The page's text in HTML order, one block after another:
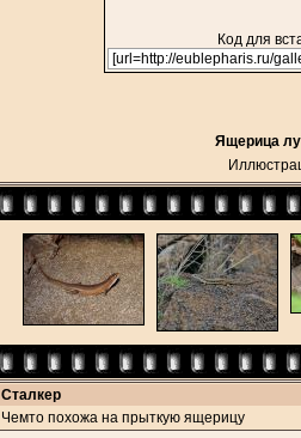
Код для
Ящерица
Сталкер
Чемто похожа на прыткую ящерицу